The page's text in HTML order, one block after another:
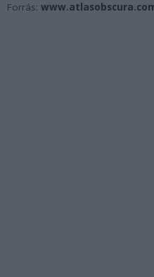
Forrás: